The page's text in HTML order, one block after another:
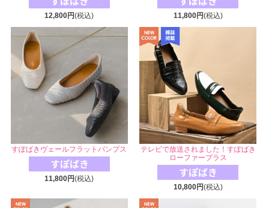
12,800円(税込) 11,800円(税込)
すぽばきヴェールフラットパンプス
11,800円(税込)
テレビで放送されました！すぽばき
ローファープラス
10,800円(税込)